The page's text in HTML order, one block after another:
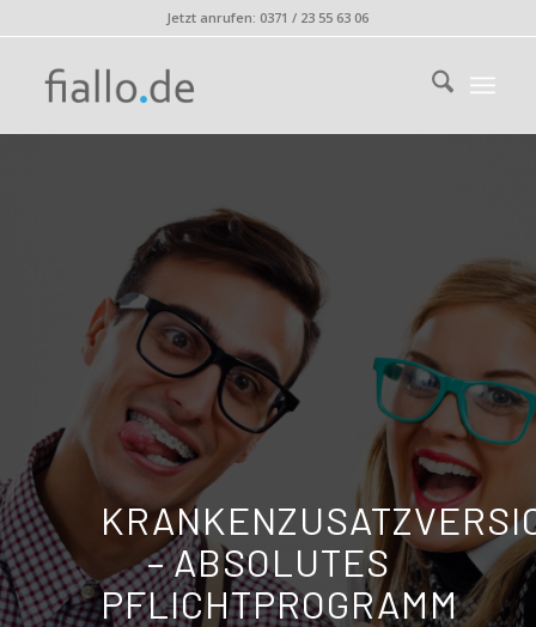
Jetzt anrufen: 0371 / 23 55 63 06
– ABSOLUTES
PFLICHTPROGRAMM